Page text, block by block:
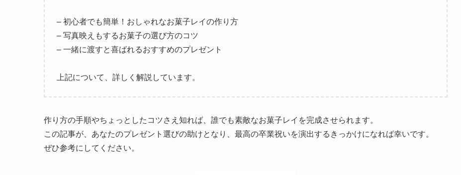
– 初心者でも簡単！おしゃれなお菓子レイの作り方
– 写真映えもするお菓子の選び方のコツ
– 一緒に渡すと喜ばれるおすすめのプレゼント
上記について、詳しく解説しています。
作り方の手順やちょっとしたコツさえ知れば、誰でも素敵なお菓子レイを完成させられます。
この記事が、あなたのプレゼント選びの助けとなり、最高の卒業祝いを演出するきっかけになれば幸いです。
ぜひ参考にしてください。